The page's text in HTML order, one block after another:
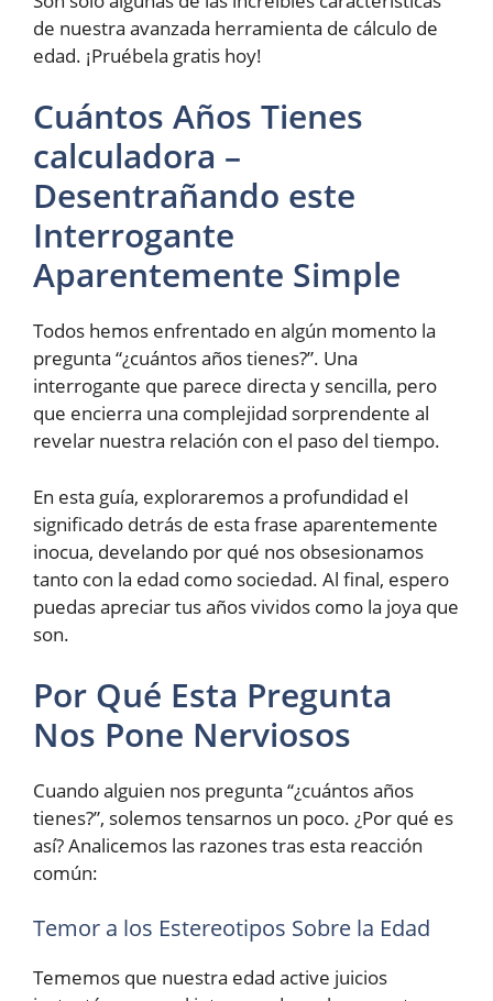
de nuestra avanzada herramienta de cálculo de
edad. ¡Pruébela gratis hoy!
Cuántos Años Tienes
calculadora –
Desentrañando este
Interrogante
Aparentemente Simple
Todos hemos enfrentado en algún momento la
pregunta “¿cuántos años tienes?”. Una
interrogante que parece directa y sencilla, pero
que encierra una complejidad sorprendente al
revelar nuestra relación con el paso del tiempo.
En esta guía, exploraremos a profundidad el
significado detrás de esta frase aparentemente
inocua, develando por qué nos obsesionamos
tanto con la edad como sociedad. Al final, espero
puedas apreciar tus años vividos como la joya que
son.
Por Qué Esta Pregunta
Nos Pone Nerviosos
Cuando alguien nos pregunta “¿cuántos años
tienes?”, solemos tensarnos un poco. ¿Por qué es
así? Analicemos las razones tras esta reacción
común:
Temor a los Estereotipos Sobre la Edad
Tememos que nuestra edad active juicios